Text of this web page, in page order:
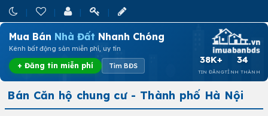
Mua Bán Nhà Đất Nhanh Chóng
Kênh bất động sản miễn phí, uy tín
+ Đăng tin miễn phí Tìm BĐS
38K+
TIN ĐĂNG
34
TỈNH THÀNH
Bán Căn hộ chung cư - Thành phố Hà Nội